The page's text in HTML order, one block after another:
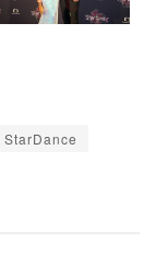
StarDance